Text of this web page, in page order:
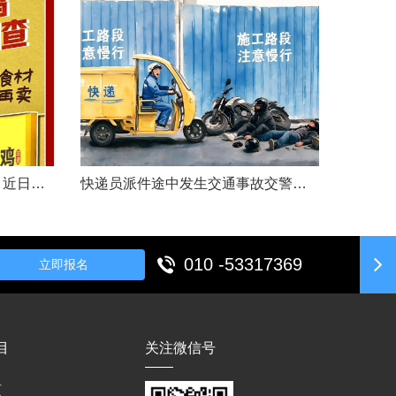
文|胡炜（新京报传媒研究院）近日，《经济参考报》的一篇关于婴幼儿纸尿裤的调查报道引爆舆论。涉事品牌、检测机构、行业协会先后发声，各方说法相互矛盾，公众焦虑情绪持续发酵。当事件陷入“罗生门”时，有一种声音悄然流传：媒体盯着问题不放，是在刻意挑刺，就是“找茬”。真是这样吗？中国行业报协会于6月23日公开发声，明确支持《经济参考报》的舆论监督行为，并呼吁社会各界支持媒体监督，推动行业规范与治理升级。 0...... 快递员派件途中发生交通事故交警部门认定全责公司赔付93万余元后一纸诉状向快递员全额追偿交通事故全责是否等同于法律上的重大过失用人单位赔付后能否向员工追偿基本案情快递员张某与某服务外包有限公司存在劳动关系。某日，张某派送快递途经施工路段，现场围挡占据大半道路，张某驾驶快递三轮车紧贴施工围挡行驶，在行驶过程中与对向驾驶二轮摩托车的罗某发生碰撞引发事故，致罗某、卢某受伤及车辆受损，卢某伤情严重。交警部门......
立即报名 010 -53317369
关注微信号